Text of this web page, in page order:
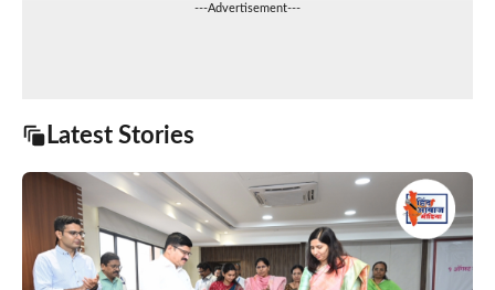
---Advertisement---
Latest Stories